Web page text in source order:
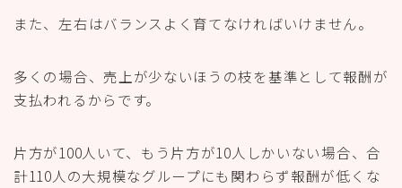
また、左右はバランスよく育てなければいけません。
多くの場合、売上が少ないほうの枝を基準として報酬が
支払われるからです。
片方が100人いて、もう片方が10人しかいない場合、合
計110人の大規模なグループにも関わらず報酬が低くな